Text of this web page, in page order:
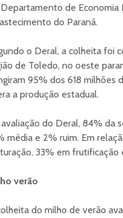
de Economia
do Paraná.
o Deral, a colheita foi
de Toledo, no oeste
95% dos 618 milhões
a produção estadual.
avaliação do Deral, 84% da
média e 2% ruim. Em
33% em
verão
do milho de verão